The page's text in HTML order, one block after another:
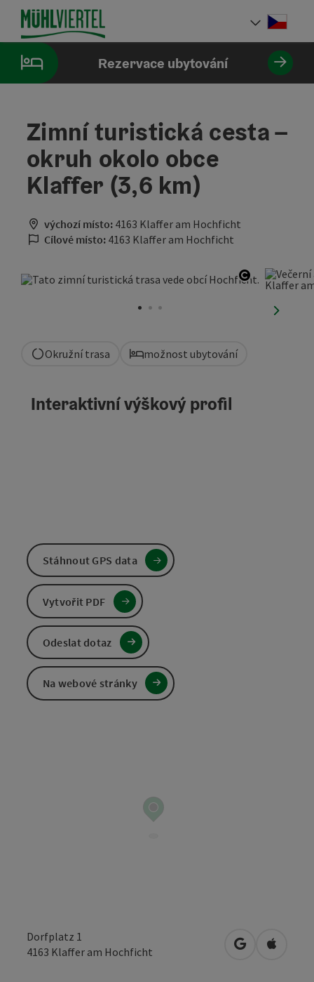
ObsahAccesskey
[0]
NavigaceAccesskey
[1]
Začátek stránky
Volba
Rezervace ubytování
Zimní turistická cesta –
okruh okolo obce
Klaffer (3,6 km)
výchozí místo: 4163 Klaffer am Hochficht
Cílové místo: 4163 Klaffer am Hochficht
otevřít
Okružní trasa možnost ubytování
Dorfplatz 1
4163 Klaffer am Hochficht Otevřít vOtevřít
Interaktivní výškový profil
Stáhnout GPS data
Vytvořit PDF
Odeslat dotaz
Na webové stránky